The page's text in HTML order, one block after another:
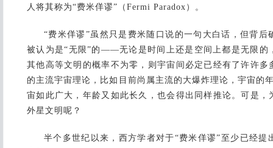
人将其称为“费米佯谬”（Fermi Paradox）。
“费米佯谬”虽然只是费米随口说的一句大白话，但背
被认为是“无限”的——无论是时间上还是空间上都是无限的
其他高等文明的概率不为零，则宇宙间必定已经有了许许
的主流宇宙理论，比如目前尚属主流的大爆炸理论，宇宙的
宙如此广大，年龄又如此长久，也会得出同样推论。可是
外星文明呢？
半个多世纪以来，西方学者对于“费米佯谬”至少已经提